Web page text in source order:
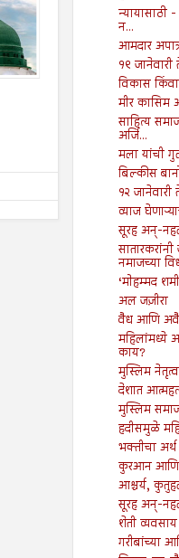
राजरोस आरोपांची
नैतिकतेची तोडफोड,
राजकारणामुळे8/16/2024
न्यायासाठी
न...
आमदार
१९ जानेवारी
विकास
मीर
साहित्य
अर्जि...
मला यांची
बिल्कीस
१२ जानेवारी
व्याज
सूरह अन्-
नमाजच्या
‘मोहम्मद
अल जज़ीरा
वैध आणि
महिलांमध्ये
काय?
मुस्लिम
देशात
मुस्लिम
हदीसमुळे
भक्तीचा अर्थ
कुरआन आणि
आश्चर्य,
सूरह अन्-
शेती
गरीबांच्या